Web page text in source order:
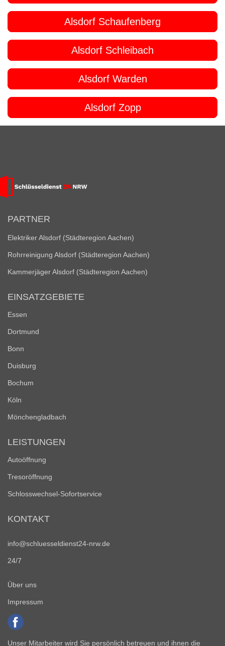
Alsdorf Schaufenberg
Alsdorf Schleibach
Alsdorf Warden
Alsdorf Zopp
PARTNER
Elektriker Alsdorf (Städteregion Aachen)
Rohrreinigung Alsdorf (Städteregion Aachen)
Kammerjäger Alsdorf (Städteregion Aachen)
EINSATZGEBIETE
Essen
Dortmund
Bonn
Duisburg
Bochum
Köln
Mönchengladbach
LEISTUNGEN
Autoöffnung
Tresoröffnung
Schlosswechsel-Sofortservice
KONTAKT
info@schluesseldienst24-nrw.de
24/7
Über uns
Impressum
Unser Mitarbeiter wird Sie persönlich betreuen und ihnen die